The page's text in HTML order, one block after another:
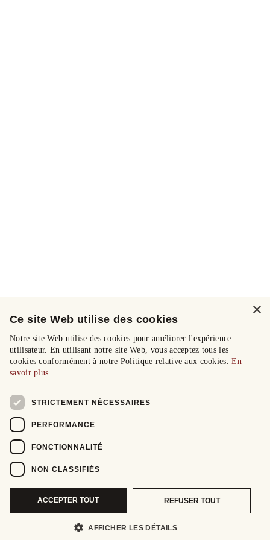
×
Ce site Web utilise des cookies
Notre site Web utilise des cookies pour améliorer l'expérience
utilisateur. En utilisant notre site Web, vous acceptez tous les
cookies conformément à notre Politique relative aux cookies.En
savoir plus
STRICTEMENT NÉCESSAIRES
PERFORMANCE
FONCTIONNALITÉ
NON CLASSIFIÉS
ACCEPTER TOUT REFUSER TOUT
AFFICHER LES DÉTAILS